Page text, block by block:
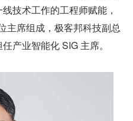
技术工作的工程师赋能，
主席组成，极客邦科技副总
产业智能化 SIG 主席。